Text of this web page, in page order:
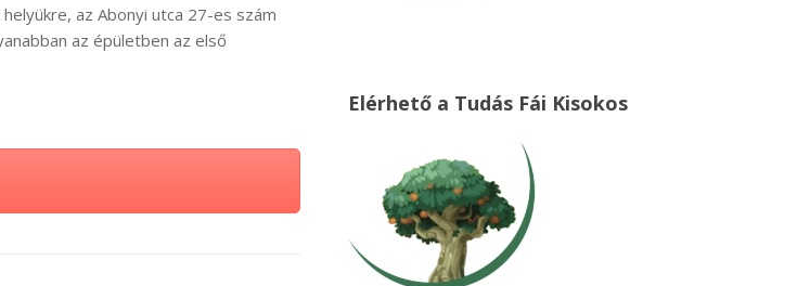
az Abonyi utca 27-es szám
az épületben az első
Elérhető a Tudás Fái Kisokos